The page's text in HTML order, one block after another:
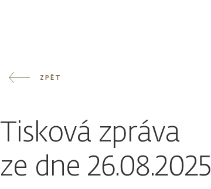
ZPĚT
Tisková zpráva
ze dne 26.08.2025